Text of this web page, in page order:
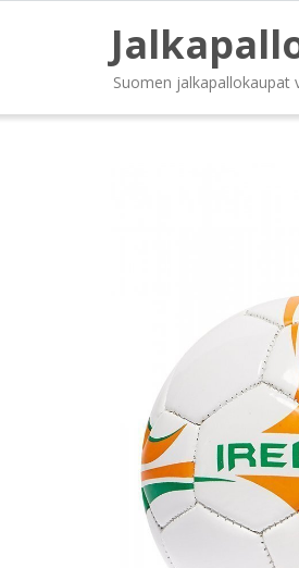
Suomen jalkapallokaupat